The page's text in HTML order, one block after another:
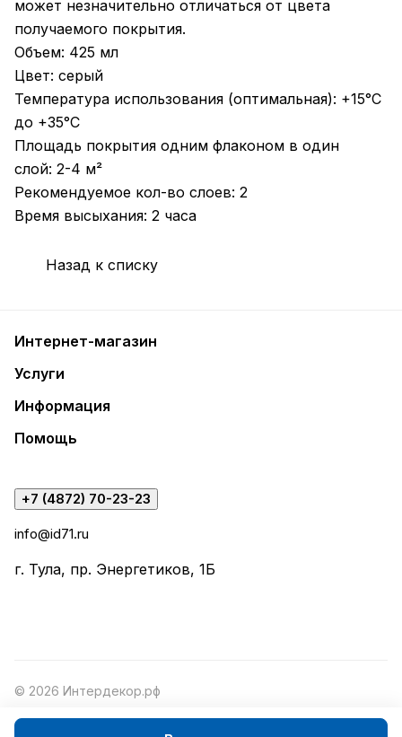
может незначительно отличаться от цвета
получаемого покрытия.
Объем: 425 мл
Цвет: серый
Температура использования (оптимальная): +15°C
до +35°C
Площадь покрытия одним флаконом в один
слой: 2-4 м²
Рекомендуемое кол-во слоев: 2
Время высыхания: 2 часа
Назад к списку
Интернет-магазин
Услуги
Информация
Помощь
+7 (4872) 70-23-23
info@id71.ru
г. Тула, пр. Энергетиков, 1Б
© 2026 Интердекор.рф